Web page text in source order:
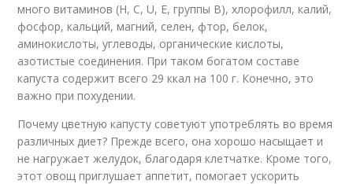
много витаминов (Н, С, U, Е, группы В), хлорофилл, калий,
фосфор, кальций, магний, селен, фтор, белок,
аминокислоты, углеводы, органические кислоты,
азотистые соединения. При таком богатом составе
капуста содержит всего 29 ккал на 100 г. Конечно, это
важно при похудении.
Почему цветную капусту советуют употреблять во время
различных диет? Прежде всего, она хорошо насыщает и
не нагружает желудок, благодаря клетчатке. Кроме того,
этот овощ приглушает аппетит, помогает ускорить